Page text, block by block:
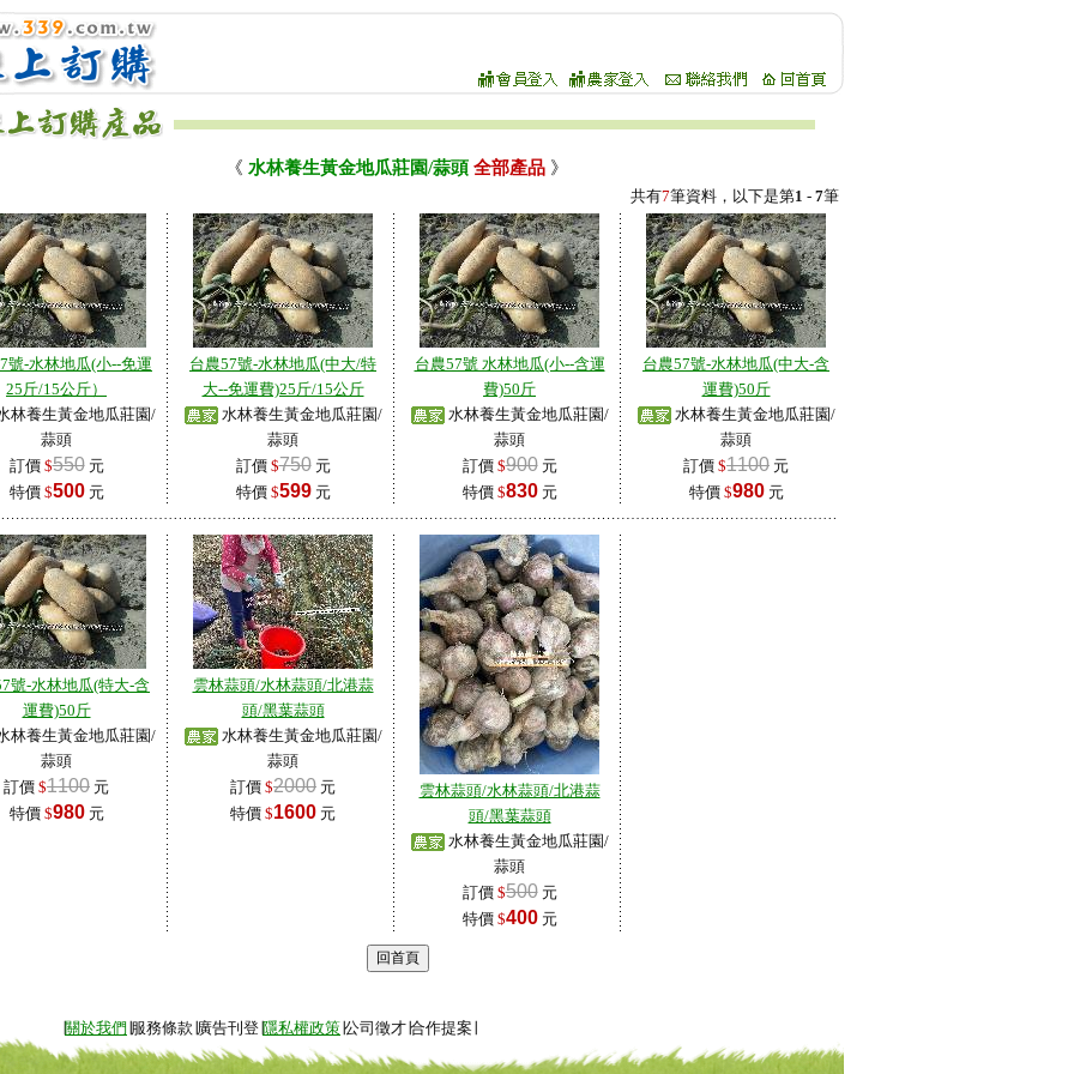
《 水林養生黃金地瓜莊園/蒜頭全部產品》
共有7筆資料，以下是第1 - 7筆
號-水林地瓜(小--免運
25斤/15公斤）
林養生黃金地瓜莊園/
蒜頭
訂價 $550元
特價 $500元
台農57號-水林地瓜(中大/特
大--免運費)25斤/15公斤
水林養生黃金地瓜莊園/
蒜頭
訂價 $750元
特價 $599元
台農57號 水林地瓜(小--含運
費)50斤
水林養生黃金地瓜莊園/
蒜頭
訂價 $900元
特價 $830元
台農57號-水林地瓜(中大-含
運費)50斤
水林養生黃金地瓜莊園/
蒜頭
訂價 $1100 元
特價 $980元
號-水林地瓜(特大-含
運費)50斤
林養生黃金地瓜莊園/
蒜頭
訂價 $1100 元
特價 $980元
雲林蒜頭/水林蒜頭/北港蒜
頭/黑葉蒜頭
水林養生黃金地瓜莊園/
蒜頭
訂價 $2000 元
特價 $1600 元
雲林蒜頭/水林蒜頭/北港蒜
頭/黑葉蒜頭
水林養生黃金地瓜莊園/
蒜頭
訂價 $500元
特價 $400元
關於我們 ∣服務條款∣廣告刊登∣ 隱私權政策 ∣公司徵才∣合作提案∣